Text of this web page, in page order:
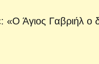
«Ο Άγιος Γαβριήλ ο